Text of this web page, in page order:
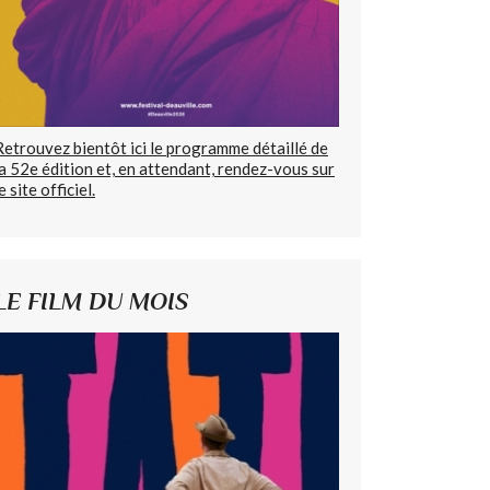
bientôt ici le programme détaillé de
52e édition et, en attendant, rendez-vous sur
site officiel.
FILM DU MOIS